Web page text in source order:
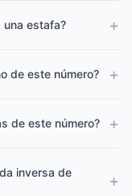
una estafa? +
de este número? +
de este número? +
inversa de
+